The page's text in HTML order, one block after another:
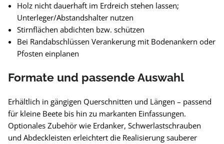
Holz nicht dauerhaft im Erdreich stehen lassen;
Unterleger/Abstandshalter nutzen
Stirnflächen abdichten bzw. schützen
Bei Randabschlüssen Verankerung mit Bodenankern oder
Pfosten einplanen
Formate und passende Auswahl
Erhältlich in gängigen Querschnitten und Längen – passend
für kleine Beete bis hin zu markanten Einfassungen.
Optionales Zubehör wie Erdanker, Schwerlastschrauben
und Abdeckleisten erleichtert die Realisierung sauberer